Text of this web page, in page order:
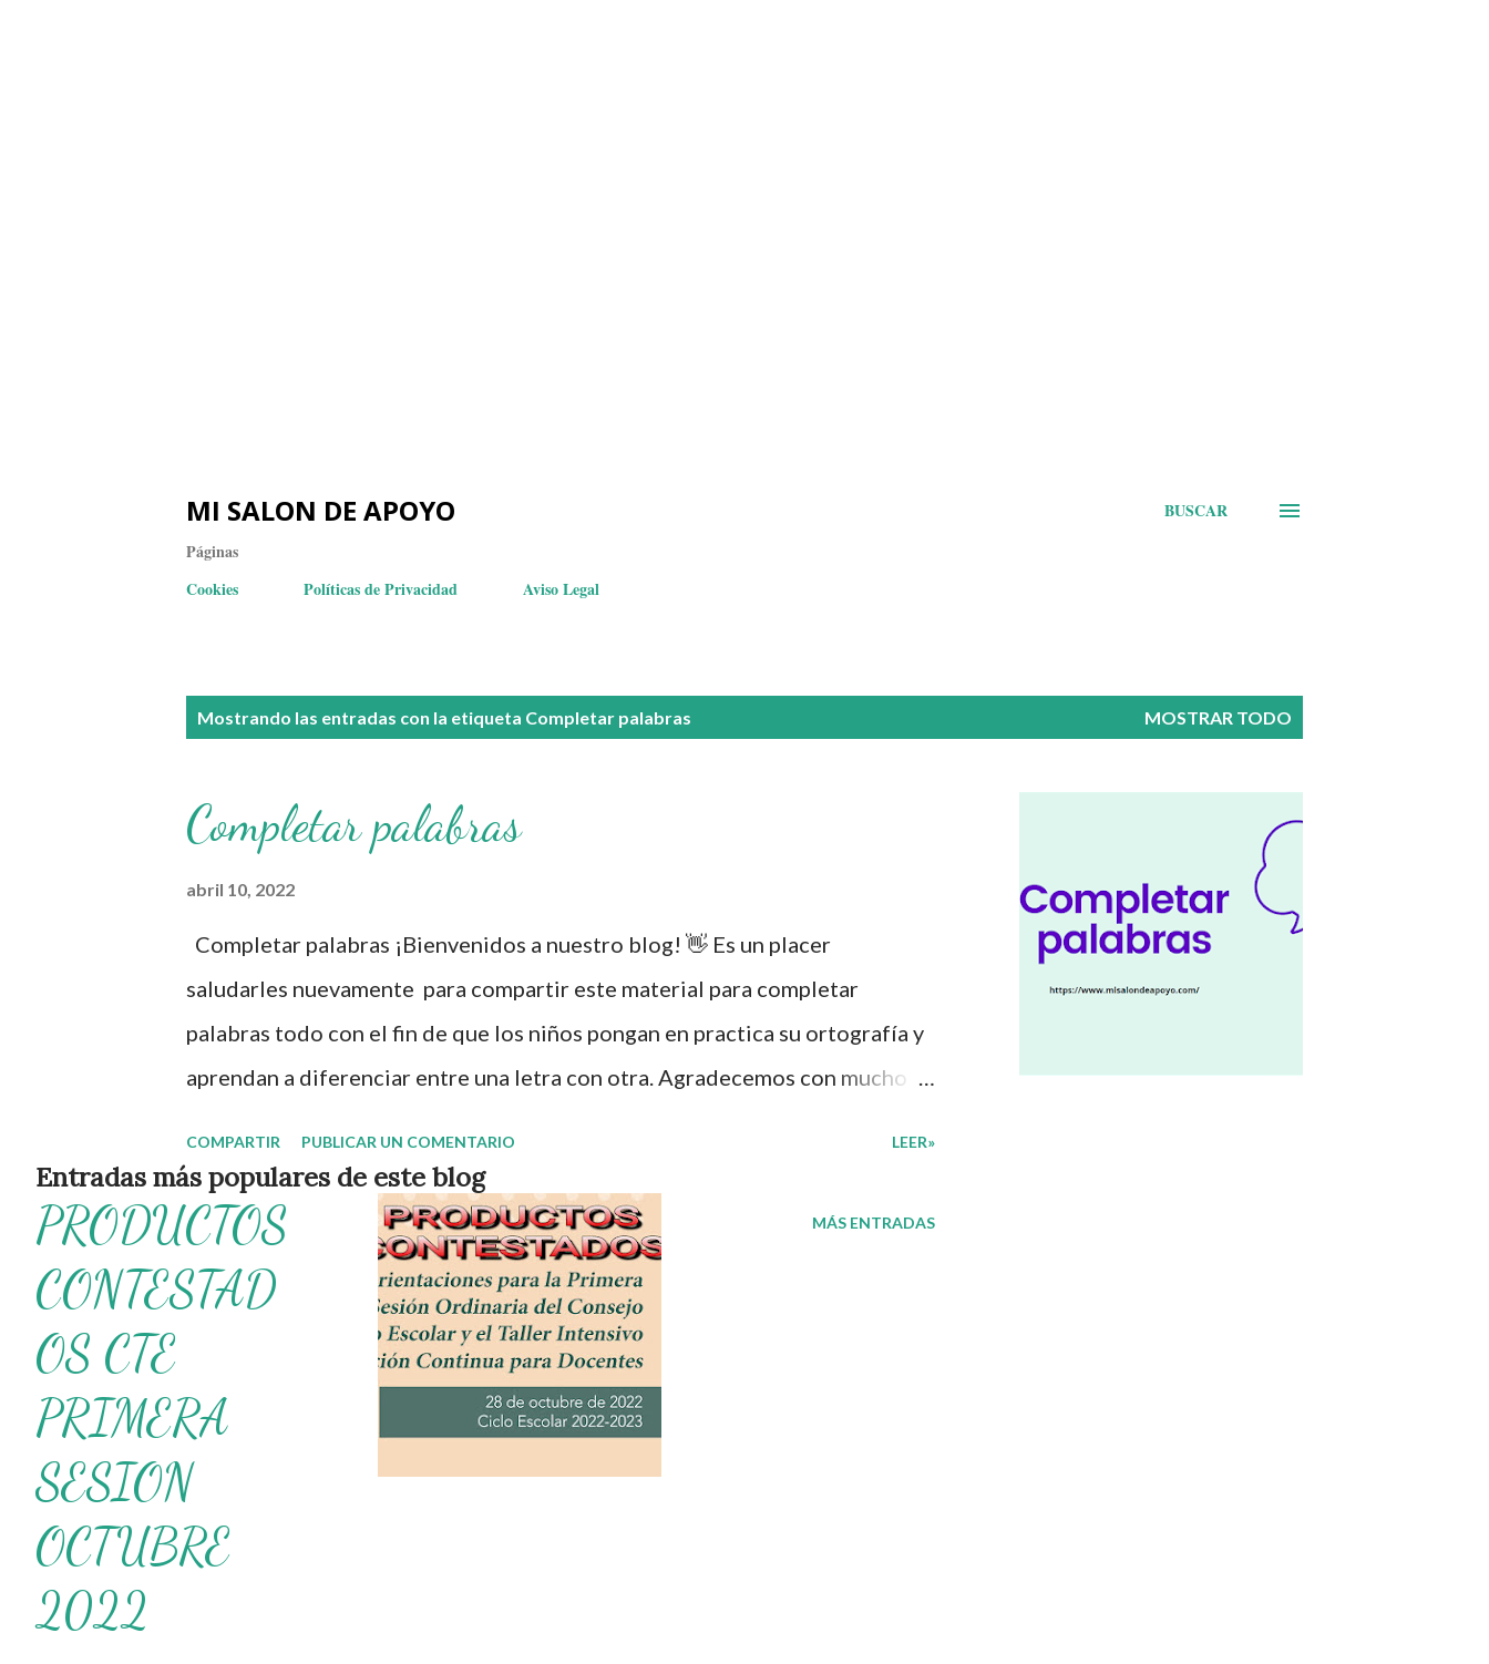
MI SALON DE APOYO
BUSCAR
Páginas
Cookies
Políticas de Privacidad Aviso Legal
Mostrando las entradas con la etiqueta Completar palabras MOSTRAR TODO
Completar palabras
abril 10, 2022
Completar palabras ¡Bienvenidos a nuestro blog! 👋 Es un placer
saludarles nuevamente para compartir este material para completar
palabras todo con el fin de que los niños pongan en practica su ortografía y
aprendan a diferenciar entre una letra con otra. Agradecemos con mucho
que nosotros únicamente lo compartimos con fines informativos y
educativos. Obtén material completo en el siguiente enlace 👇 Completar
palabras ¡Gracias por tu visita! 😉 Publicamos diariamente. No olvides
compartir nuestra página y unirte a nuestro grupo para más contenido
educativo. 👉 Grupo de Facebook Además, puedes unirte a Grupos de
WhatsApp y seguir a Salón didáctico donde se comparte gran variedad
de material didáctico. También te puede interesar: Oficios y profesiones
Cuaderno para colorear princesas Blog Mi salón de apoyo
COMPARTIR PUBLICAR UN COMENTARIO LEER»
MÁS ENTRADAS
Entradas más populares de este blog
PRODUCTOS
CONTESTAD
OS CTE
PRIMERA
SESION
OCTUBRE
2022